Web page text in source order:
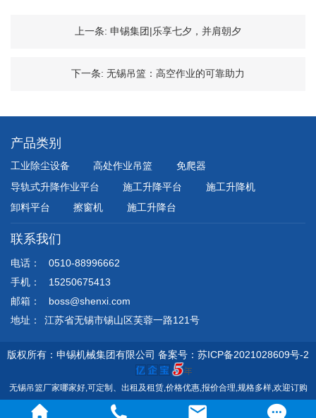
上一条: 申锡集团|乐享七夕，并肩朝夕
下一条: 无锡吊篮：高空作业的可靠助力
产品类别
工业除尘设备 高处作业吊篮
免爬器
导轨式升降作业平台
施工升降平台
施工升降机
卸料平台
擦窗机 施工升降台
联系我们
电话：
0510-88996662
手机：
15250675413
邮箱：
boss@shenxi.com
地址：
江苏省无锡市锡山区芙蓉一路121号
版权所有：申锡机械集团有限公司 备案号：苏ICP备2021028609号-2
无锡吊篮厂家哪家好,可定制、出租及租赁,价格优惠,报价合理,规格多样,欢迎订购